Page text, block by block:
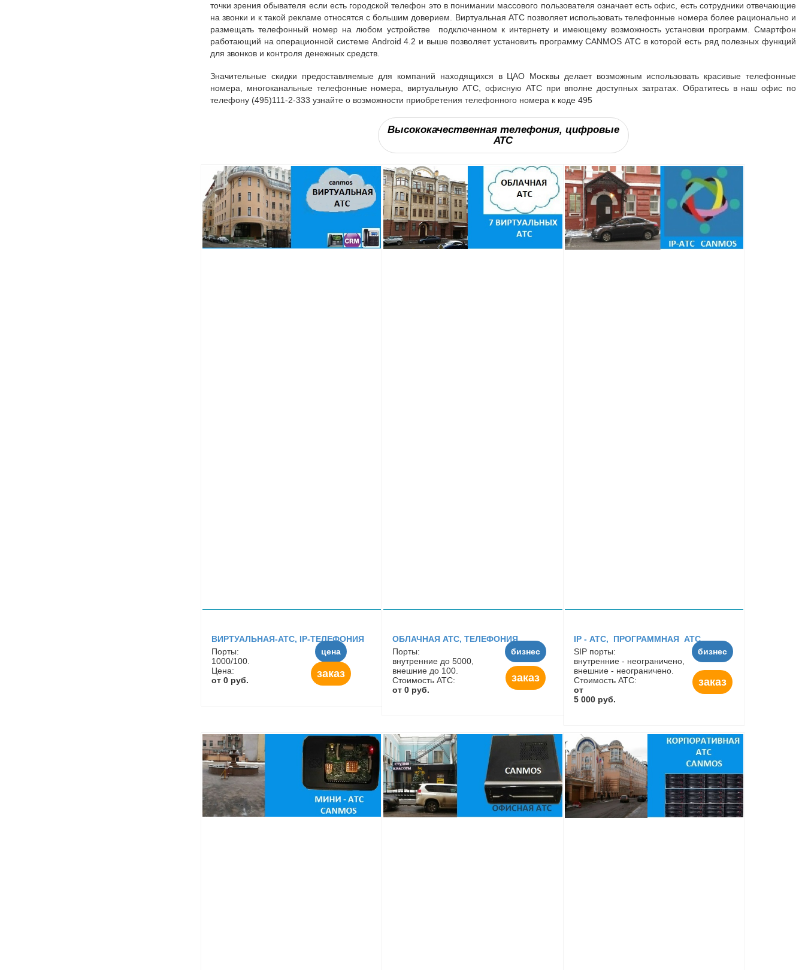
точки зрения обывателя если есть городской телефон это в понимании массового пользователя означает есть офис, есть сотрудники отвечающие
на звонки и к такой рекламе относятся с большим доверием. Виртуальная АТС позволяет использовать телефонные номера более рационально и
размещать телефонный номер на любом устройстве подключенном к интернету и имеющему возможность установки программ. Смартфон
работающий на операционной системе Android 4.2 и выше позволяет установить программу CANMOS АТС в которой есть ряд полезных функций
для звонков и контроля денежных средств.
Значительные скидки предоставляемые для компаний находящихся в ЦАО Москвы делает возможным использовать красивые телефонные
номера, многоканальные телефонные номера, виртуальную АТС, офисную АТС при вполне доступных затратах. Обратитесь в наш офис по
телефону (495)111-2-333 узнайте о возможности приобретения телефонного номера к коде 495
Высококачественная телефония, цифровые
АТС
ВИРТУАЛЬНАЯ-АТС, IP-ТЕЛЕФОНИЯ
Порты:
1000/100.
Цена:
от 0 руб.
цена
заказ
ОБЛАЧНАЯ АТС, ТЕЛЕФОНИЯ
Порты:
внутренние до 5000,
внешние до 100.
Стоимость АТС:
от 0 руб.
бизнес
заказ
IP - АТC, ПРОГРАММНАЯ АТС
SIP порты:
внутренние - неограничено,
внешние - неограничено.
Стоимость АТС:
от
5 000 руб.
бизнес
заказ